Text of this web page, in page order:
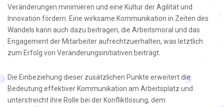
Veränderungen minimieren und eine Kultur der Agilität und
Innovation fördern. Eine wirksame Kommunikation in Zeiten des
Wandels kann auch dazu beitragen, die Arbeitsmoral und das
Engagement der Mitarbeiter aufrechtzuerhalten, was letztlich
zum Erfolg von Veränderungsinitiativen beiträgt.
Die Einbeziehung dieser zusätzlichen Punkte erweitert die
Bedeutung effektiver Kommunikation am Arbeitsplatz und
unterstreicht ihre Rolle bei der Konfliktlösung, dem